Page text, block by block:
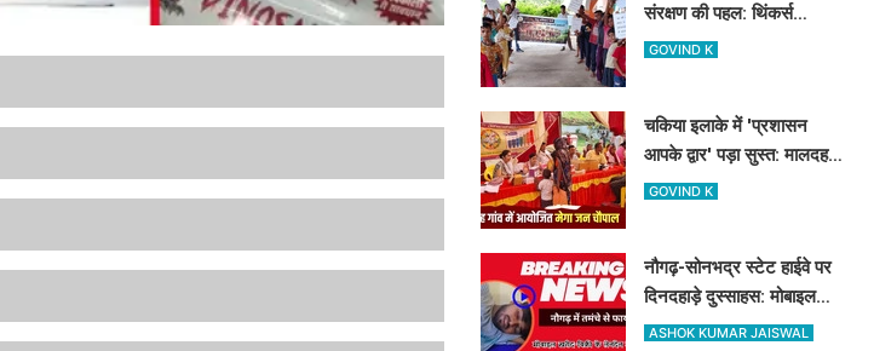
संरक्षण की पहल: थिंकर्स
इवोल्यूशंस फाउंडेशन ने चंदौली
GOVIND K
चकिया इलाके में 'प्रशासन
आपके द्वार' पड़ा सुस्त: मालदह
गांव की मेगा जन चौपाल में नहीं
GOVIND K
नौगढ़-सोनभद्र स्टेट हाईवे पर
दिनदहाड़े दुस्साहस: मोबाइल
व्यवसायी पर तमंचे से फायरिंग,
ASHOK KUMAR JAISWAL